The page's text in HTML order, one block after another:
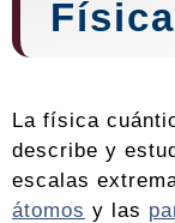
La física
describe y
escalas
átomos y las